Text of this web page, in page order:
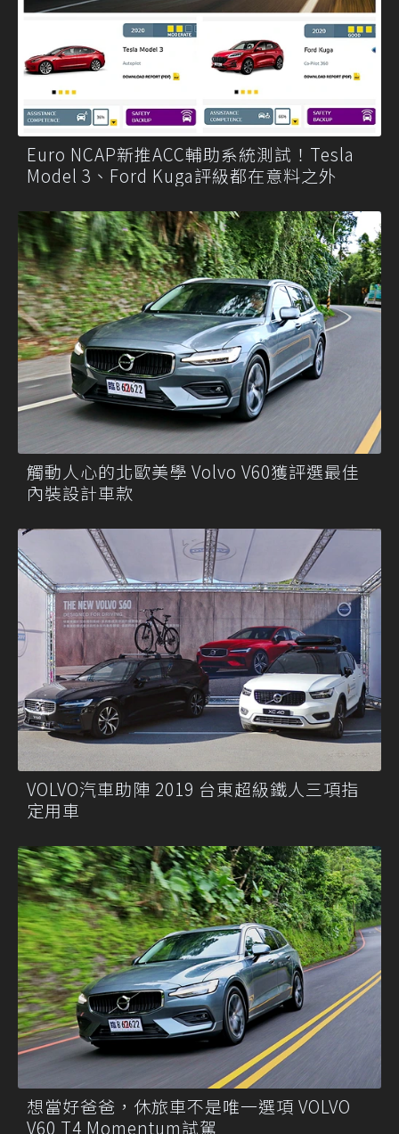
Euro NCAP新推ACC輔助系統測試！Tesla
Model 3、Ford Kuga評級都在意料之外
觸動人心的北歐美學 Volvo V60獲評選最佳
內裝設計車款
VOLVO汽車助陣 2019 台東超級鐵人三項指
定用車
想當好爸爸，休旅車不是唯一選項 VOLVO
V60 T4 Momentum試駕